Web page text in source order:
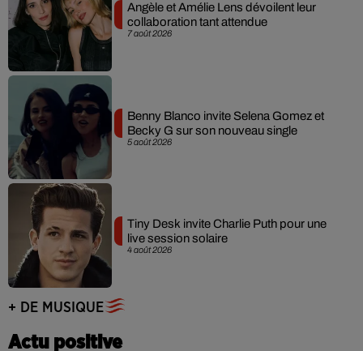
7 août 2026
Angèle et Amélie Lens dévoilent leur
collaboration tant attendue
5 août 2026
Benny Blanco invite Selena Gomez et
Becky G sur son nouveau single
4 août 2026
Tiny Desk invite Charlie Puth pour une
live session solaire
+ DE MUSIQUE
Actu positive